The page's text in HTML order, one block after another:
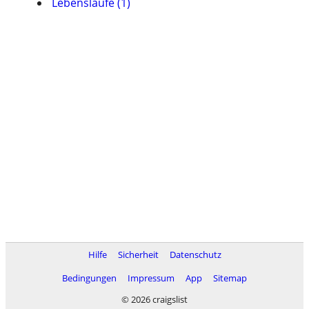
Hilfe Sicherheit
Datenschutz
Bedingungen
Impressum App
Sitemap
© 2026 craigslist